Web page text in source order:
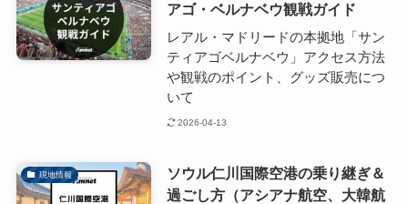
アゴ・ベルナベウ観戦ガイド
レアル・マドリードの本拠地「サン
ティアゴベルナベウ」アクセス方法
や観戦のポイント、グッズ販売につ
いて
2026-04-13
現地情報
ソウル仁川国際空港の乗り継ぎ＆
過ごし方（アシアナ航空、大韓航